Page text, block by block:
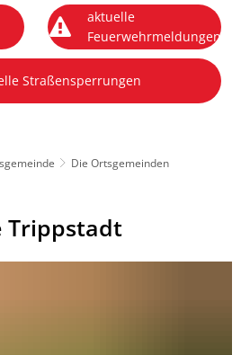
aktuelle
Feuerwehrmeldungen
Straßensperrungen
Die Ortsgemeinden
Trippstadt